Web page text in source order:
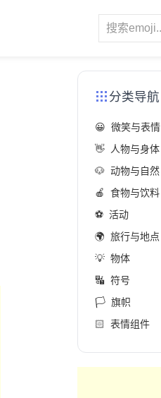
分类导航
😀 微笑与表情
👋 人物与身体
🐶 动物与自然
🍎 食物与饮料
⚽ 活动
🌍 旅行与地点
💡 物体
🔣 符号
🏳️ 旗帜
🏻 表情组件